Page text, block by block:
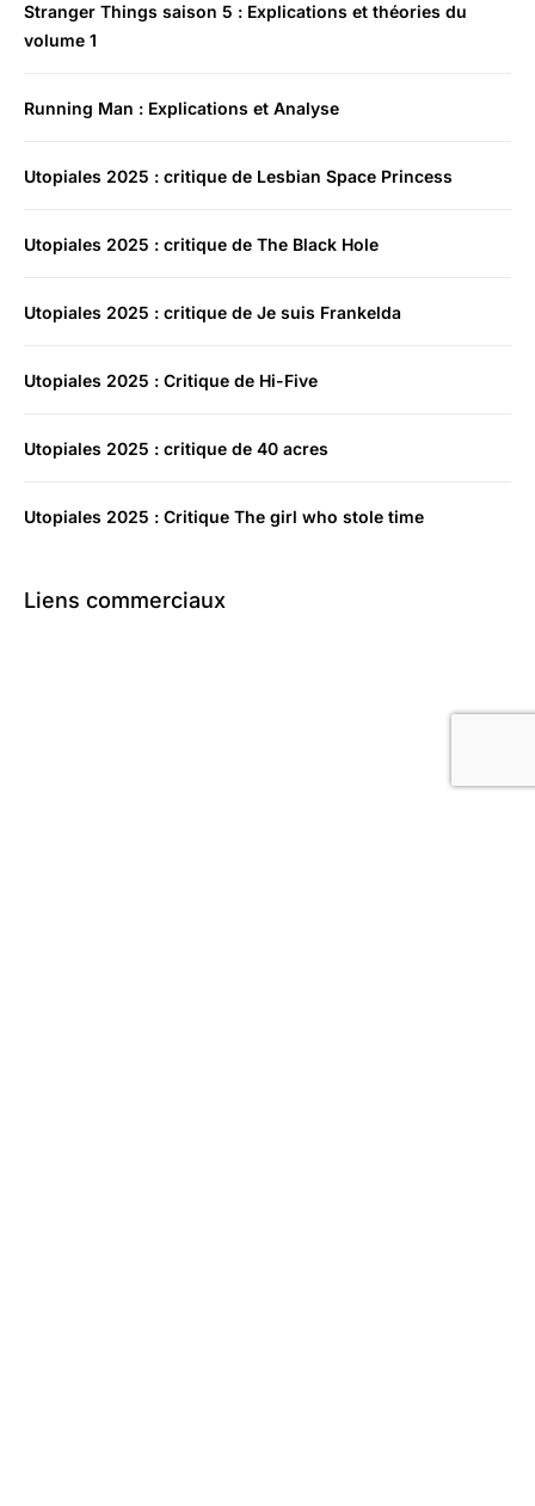
Stranger Things saison 5 : Explications et théories du
volume 1
Running Man : Explications et Analyse
Utopiales 2025 : critique de Lesbian Space Princess
Utopiales 2025 : critique de The Black Hole
Utopiales 2025 : critique de Je suis Frankelda
Utopiales 2025 : Critique de Hi-Five
Utopiales 2025 : critique de 40 acres
Utopiales 2025 : Critique The girl who stole time
Liens commerciaux